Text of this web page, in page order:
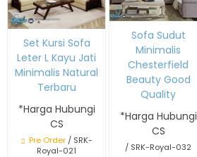
Set Kursi Sofa
Leter L Kayu Jati
Minimalis Natural
Terbaru
*Harga Hubungi
CS
Pre Order/ SRK-
Royal-021
Sofa Sudut
Minimalis
Chesterfield
Beauty Good
Quality
*Harga Hubungi
CS
/ SRK-Royal-032